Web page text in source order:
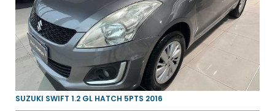
SUZUKI SWIFT 1.2 GL HATCH 5PTS 2016